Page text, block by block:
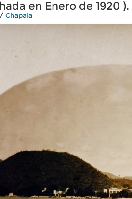
en Enero de 1920 ).
/ Chapala